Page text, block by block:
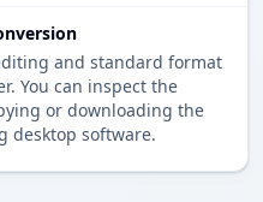
and standard format
You can inspect the
or downloading the
desktop software.